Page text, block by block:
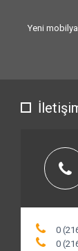
Sizlere vermiş
0